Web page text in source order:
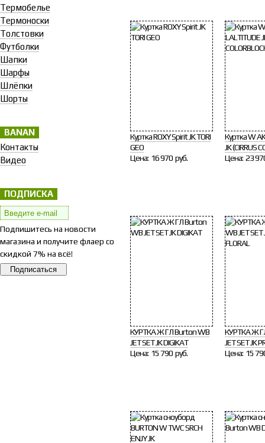
Куртка ROXY Spirit JK TORI
GEO
Цена: 16 970 руб.
Куртка W
JK (CIRRUS
Цена: 23
КУРТКА Ж ГЛ Burton WB
JET SET JK DIGIKAT
Цена: 15 790 руб.
КУРТКА Ж
JET SET JK
Цена: 15
Термобелье
Термоноски
Толстовки
Футболки
Шапки
Шарфы
Шлёпки
Шорты
BANAN
Контакты
Видео
ПОДПИСКА
Подпишитесь на новости
магазина и получите флаер со
скидкой 7% на всё!